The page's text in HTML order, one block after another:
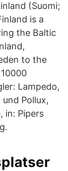
(Suomi;
is a
the Baltic
to the
Lampedo,
Pollux,
in: Pipers